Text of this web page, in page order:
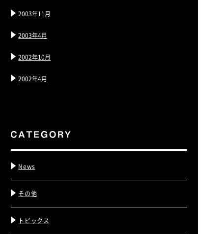
2003年11月
2003年4月
2002年10月
2002年4月
News
その他
トピックス